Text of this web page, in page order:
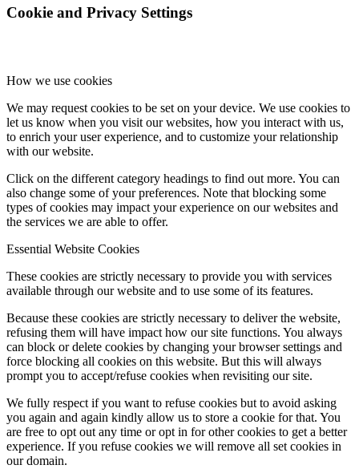
Cookie and Privacy Settings
How we use cookies
We may request cookies to be set on your device. We use cookies to
let us know when you visit our websites, how you interact with us,
to enrich your user experience, and to customize your relationship
with our website.
Click on the different category headings to find out more. You can
also change some of your preferences. Note that blocking some
types of cookies may impact your experience on our websites and
the services we are able to offer.
Essential Website Cookies
These cookies are strictly necessary to provide you with services
available through our website and to use some of its features.
Because these cookies are strictly necessary to deliver the website,
refusing them will have impact how our site functions. You always
can block or delete cookies by changing your browser settings and
force blocking all cookies on this website. But this will always
prompt you to accept/refuse cookies when revisiting our site.
We fully respect if you want to refuse cookies but to avoid asking
you again and again kindly allow us to store a cookie for that. You
are free to opt out any time or opt in for other cookies to get a better
experience. If you refuse cookies we will remove all set cookies in
our domain.